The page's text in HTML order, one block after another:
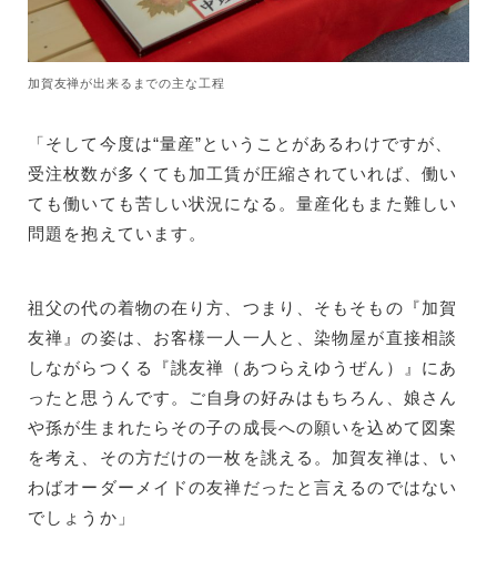
加賀友禅が出来るまでの主な工程
「そして今度は“量産”ということがあるわけですが、
受注枚数が多くても加工賃が圧縮されていれば、働い
ても働いても苦しい状況になる。量産化もまた難しい
問題を抱えています。
祖父の代の着物の在り方、つまり、そもそもの『加賀
友禅』の姿は、お客様一人一人と、染物屋が直接相談
しながらつくる『誂友禅（あつらえゆうぜん）』にあ
ったと思うんです。ご自身の好みはもちろん、娘さん
や孫が生まれたらその子の成長への願いを込めて図案
を考え、その方だけの一枚を誂える。加賀友禅は、い
わばオーダーメイドの友禅だったと言えるのではない
でしょうか」